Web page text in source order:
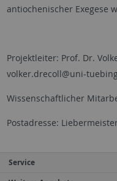
antiochenischer Exegese
Projektleiter: Prof. Dr.
volker.drecoll@uni-
Wissenschaftlicher
Postadresse:
Service